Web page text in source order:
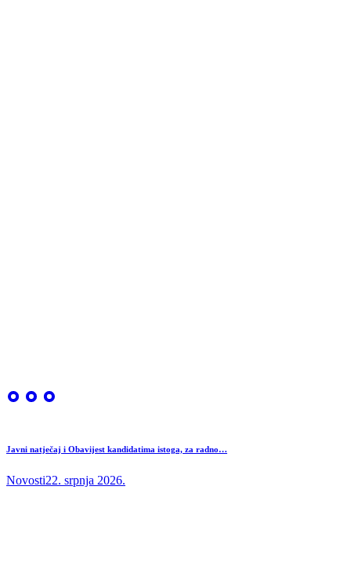
Javni natječaj i Obavijest kandidatima istoga, za radno…
Novosti22. srpnja 2026.